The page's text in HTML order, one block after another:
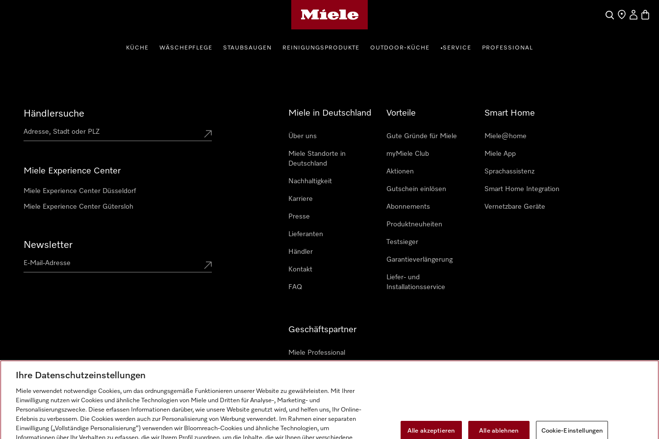
SucheHändler
Mein
KÜCHE WÄSCHEPFLEGE STAUBSAUGEN REINIGUNGSPRODUKTE OUTDOOR-KÜCHE •SERVICE PROFESSIONAL
Händlersuche
Miele Experience Center
Miele Experience Center Düsseldorf
Miele Experience Center Gütersloh
Newsletter
Miele in Deutschland
Über uns
Miele Standorte in
Deutschland
Nachhaltigkeit
Karriere
Presse
Lieferanten
Händler
Kontakt
FAQ
Vorteile
Gute Gründe für Miele
myMiele Club
Aktionen
Gutschein einlösen
Abonnements
Produktneuheiten
Testsieger
Garantieverlängerung
Liefer- und
Installationsservice
Smart Home
Miele@home
Miele App
Sprachassistenz
Smart Home Integration
Vernetzbare Geräte
Geschäftspartner
Miele Professional
Miele Marine
Architekten und Bauträger
Ihre Datenschutzeinstellungen
Miele verwendet notwendige Cookies, um das ordnungsgemäße Funktionieren unserer Website zu gewährleisten. Mit Ihrer
Einwilligung nutzen wir Cookies und ähnliche Technologien von Miele und Dritten für Analyse-, Marketing- und
Personalisierungszwecke. Diese erfassen Informationen darüber, wie unsere Website genutzt wird, und helfen uns, Ihr Online-
Erlebnis zu verbessern. Die Cookies werden auch zur Personalisierung von Werbung verwendet. Im Rahmen einer separaten
Einwilligung („Vollständige Personalisierung“) verwenden wir Bloomreach-Cookies und ähnliche Technologien, um
Alle akzeptieren Alle ablehnen Cookie-Einstellungen